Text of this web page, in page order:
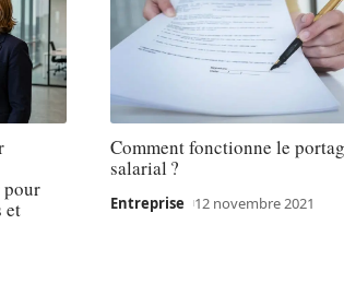
pour
et
Comment fonctionne le
salarial ?
Entreprise 12 novembre 2021